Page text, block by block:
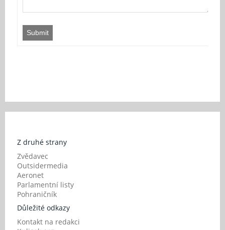
Submit
Z druhé strany
Zvědavec
Outsidermedia
Aeronet
Parlamentní listy
Pohraničník
Důležité odkazy
Kontakt na redakci